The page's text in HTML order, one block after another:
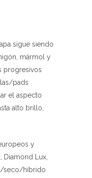
sigue siendo
mármol y
progresivos
pads
el aspecto
alto brillo,
y
Diamond Lux,
seco/híbrido